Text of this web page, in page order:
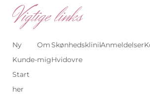
Vigtige links
Ny
Kunde-
Start
her
Om
mig
Skønhedsklinik
Hvidovre
Anmeldelser